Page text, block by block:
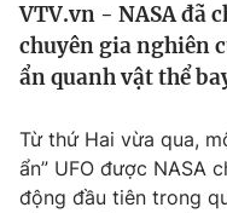
Thế giới
Tin tức
Câu chuyện quốc tế
Kinh tế
Tài chính
Thị trường
Dữ liệu và đời sống
VTV.vn - NASA đã
chuyên gia nghiên
ẩn quanh vật thể
Từ thứ Hai vừa qua,
ẩn” UFO được NASA
động đầu tiên trong